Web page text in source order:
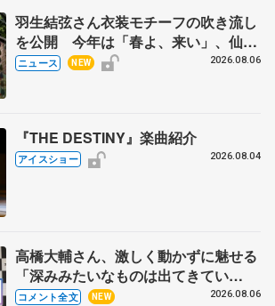
羽生結弦さん衣装モチーフの吹き流し
を公開 今年は「春よ、来い」、仙台
の瑞鳳殿
ニュース NEW 2026.08.06
『THE DESTINY』楽曲紹介
アイスショー 2026.08.04
高橋大輔さん、激しく動かずに魅せる
「深みみたいなものは出てきてい
る？」 〝兄さん〟と慕うレジェンド
コメント全文 NEW 2026.08.06